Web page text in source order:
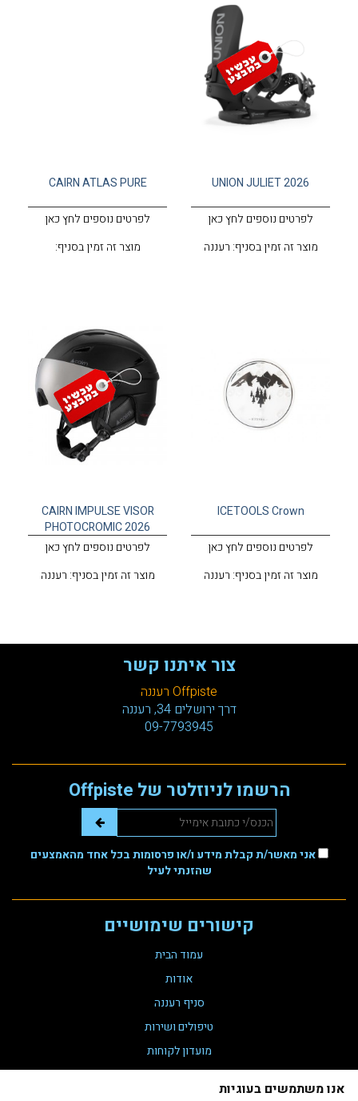
אנו משתמשים בעוגיות
UNION JULIET 2026
לפרטים נוספים לחץ כאן
מוצר זה זמין בסניף: רעננה
CAIRN ATLAS PURE
לפרטים נוספים לחץ כאן
מוצר זה זמין בסניף:
ICETOOLS Crown
לפרטים נוספים לחץ כאן
מוצר זה זמין בסניף: רעננה
CAIRN IMPULSE VISOR
PHOTOCROMIC 2026
לפרטים נוספים לחץ כאן
מוצר זה זמין בסניף: רעננה
קישורים שימושיים
עמוד הבית
אודות
סניף רעננה
טיפולים ושירות
מועדון לקוחות
צור קשר
הרשמו לניוזלטר של Offpiste
אני מאשר/ת קבלת מידע ו/או פרסומות בכל אחד מהאמצעים
שהזנתי לעיל
צור איתנו קשר
Offpiste רעננה
דרך ירושלים 34, רעננה
09-7793945